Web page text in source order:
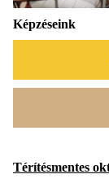
Képzéseink
Térítésmentes